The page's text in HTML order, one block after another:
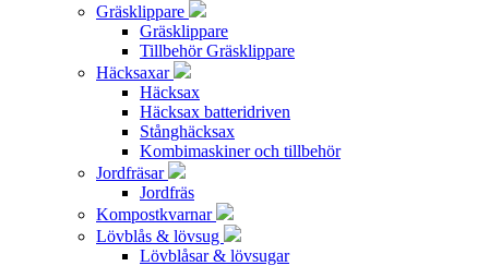
Gräsklippare
Gräsklippare
Tillbehör Gräsklippare
Häcksaxar
Häcksax
Häcksax batteridriven
Stånghäcksax
Kombimaskiner och tillbehör
Jordfräsar
Jordfräs
Kompostkvarnar
Lövblås & lövsug
Lövblåsar & lövsugar